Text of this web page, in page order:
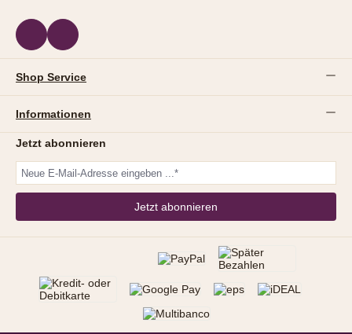
Shop Service
Informationen
Jetzt abonnieren
Jetzt abonnieren